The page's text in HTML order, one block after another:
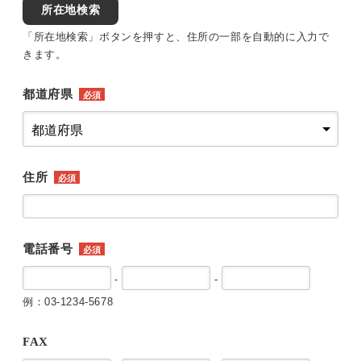
所在地検索
「所在地検索」ボタンを押すと、住所の一部を自動的に入力で
きます。
都道府県 必須
住所 必須
電話番号 必須
-
-
例：03-1234-5678
FAX